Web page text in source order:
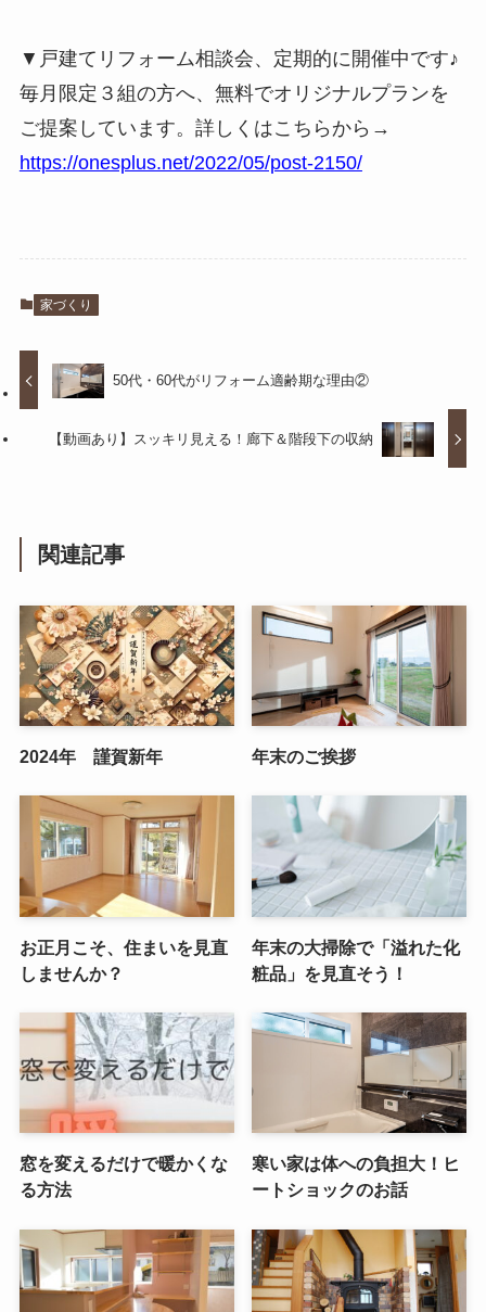
▼戸建てリフォーム相談会、定期的に開催中です♪
毎月限定３組の方へ、無料でオリジナルプランを
ご提案しています。詳しくはこちらから→
https://onesplus.net/2022/05/post-2150/
家づくり
50代・60代がリフォーム適齢期な理由②
【動画あり】スッキリ見える！廊下＆階段下の収納
関連記事
2024年 謹賀新年 年末のご挨拶
お正月こそ、住まいを見直
しませんか？
年末の大掃除で「溢れた化
粧品」を見直そう！
窓を変えるだけで暖かくな
る方法
寒い家は体への負担大！ヒ
ートショックのお話